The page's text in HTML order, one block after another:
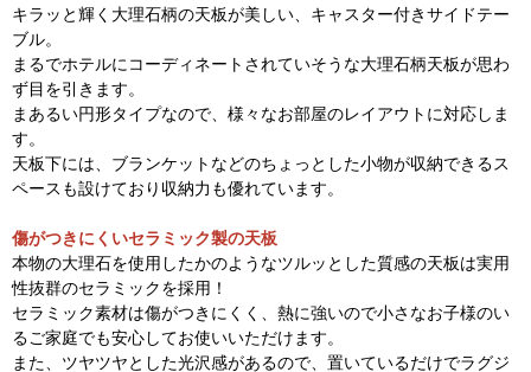
キラッと輝く大理石柄の天板が美しい、キャスター付きサイドテー
ブル。
まるでホテルにコーディネートされていそうな大理石柄天板が思わ
ず目を引きます。
まあるい円形タイプなので、様々なお部屋のレイアウトに対応しま
す。
天板下には、ブランケットなどのちょっとした小物が収納できるス
ペースも設けており収納力も優れています。
傷がつきにくいセラミック製の天板
本物の大理石を使用したかのようなツルッとした質感の天板は実用
性抜群のセラミックを採用！
セラミック素材は傷がつきにくく、熱に強いので小さなお子様のい
るご家庭でも安心してお使いいただけます。
また、ツヤツヤとした光沢感があるので、置いているだけでラグジ